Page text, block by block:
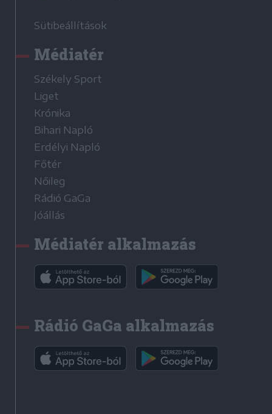
Sütibeállítások
Médiatér
Székely Sport
Liget
Krónika
Bihari Napló
Erdélyi Napló
Főtér
Nőileg
Rádió GaGa
Jóállás
Médiatér alkalmazás
Rádió GaGa alkalmazás